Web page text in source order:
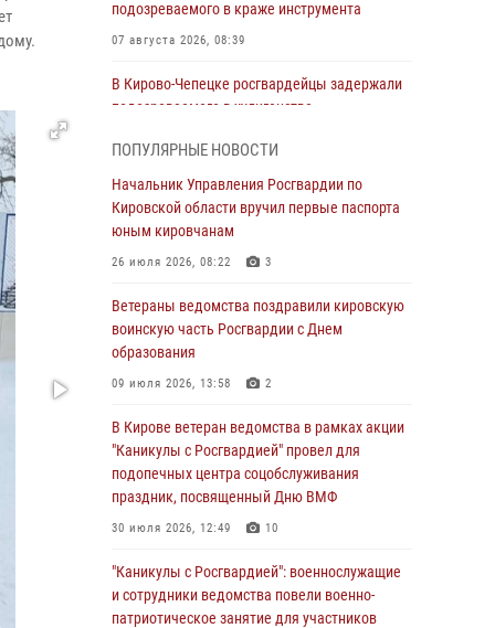
подозреваемого в краже инструмента
07 августа 2026, 08:39
В Кирово-Чепецке росгвардейцы задержали
подозреваемого в хулиганстве
Губернатор Кировской области Александр
Соколов вручил почетные знаки и грамоты
росгвардейцам (видео)
05 августа 2026, 11:00
В Кирове росгвардейцы задержали
подозреваемую в сбыте поддельной купюры
04 августа 2026, 09:30
подозреваемого в грабеже
03 августа 2026, 09:01
В Кирове росгвардейцы и ветераны
ведомства приняли участие в митинге в
03 августа 2026, 08:45 8
В Кирове росгвардейцы задержали
ПОПУЛЯРНЫЕ НОВОСТИ
Начальник Управления Росгвардии по
Кировской области вручил первые паспорта
юным кировчанам
26 июля 2026, 08:22 3
Ветераны ведомства поздравили кировскую
воинскую часть Росгвардии с Днем
образования
09 июля 2026, 13:58 2
В Кирове ветеран ведомства в рамках акции
"Каникулы с Росгвардией" провел для
подопечных центра соцобслуживания
праздник, посвященный Дню ВМФ
30 июля 2026, 12:49 10
"Каникулы с Росгвардией": военнослужащие
и сотрудники ведомства повели военно-
патриотическое занятие для участников